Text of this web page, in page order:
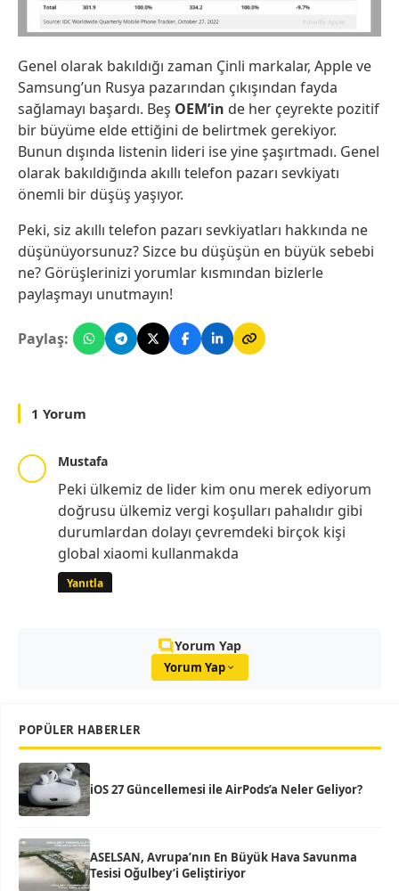
Genel olarak bakıldığı zaman Çinli markalar, Apple ve
Samsung’un Rusya pazarından çıkışından fayda
sağlamayı başardı. Beş OEM’in de her çeyrekte pozitif
bir büyüme elde ettiğini de belirtmek gerekiyor.
Bunun dışında listenin lideri ise yine şaşırtmadı. Genel
olarak bakıldığında akıllı telefon pazarı sevkiyatı
önemli bir düşüş yaşıyor.
Peki, siz akıllı telefon pazarı sevkiyatları hakkında ne
düşünüyorsunuz? Sizce bu düşüşün en büyük sebebi
ne? Görüşlerinizi yorumlar kısmından bizlerle
paylaşmayı unutmayın!
Paylaş:
1 Yorum
Mustafa
Peki ülkemiz de lider kim onu merek ediyorum
doğrusu ülkemiz vergi koşulları pahalıdır gibi
durumlardan dolayı çevremdeki birçok kişi
global xiaomi kullanmakda
Yanıtla
Yorum Yap
Yorum Yap
POPÜLER HABERLER
iOS 27 Güncellemesi ile AirPods’a Neler Geliyor?
ASELSAN, Avrupa’nın En Büyük Hava Savunma
Tesisi Oğulbey’i Geliştiriyor